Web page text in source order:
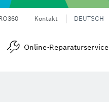
Kontakt DEUTSCH
Online-Reparaturservice